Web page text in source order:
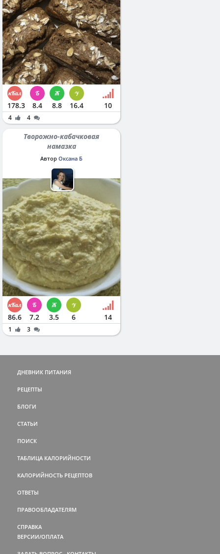
178.3 8.4 8.8 16.4 10
4 4
Творожно-кабачковая
намазка
Автор Оксана Б
86.6 7.2 3.5 6 14
1 3
ДНЕВНИК ПИТАНИЯ
РЕЦЕПТЫ
БЛОГИ
СТАТЬИ
ПОИСК
ТАБЛИЦА КАЛОРИЙНОСТИ
КАЛОРИЙНОСТЬ РЕЦЕПТОВ
ОТВЕТЫ
ПРАВООБЛАДАТЕЛЯМ
СПРАВКА
ВЕРСИИ/ОПЛАТА